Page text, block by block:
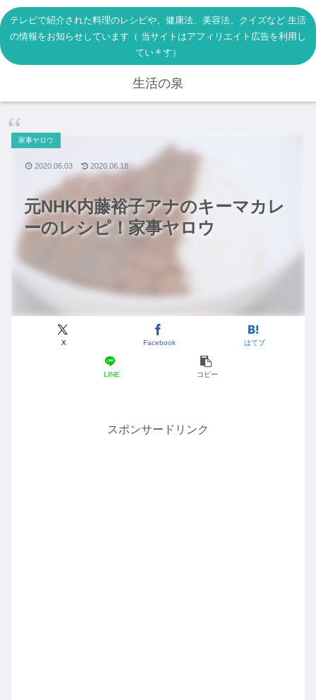
テレビで紹介された料理のレシピや、健康法、美容法、クイズなど 生活
の情報をお知らせしています（ 当サイトはアフィリエイト広告を利用し
ています）
生活の泉
元NHK内藤裕子アナのキーマカレ
ーのレシピ！家事ヤロウ
家事ヤロウ
X Facebook はてブ
LINE コピー
2020.06.03 2020.06.18
スポンサードリンク